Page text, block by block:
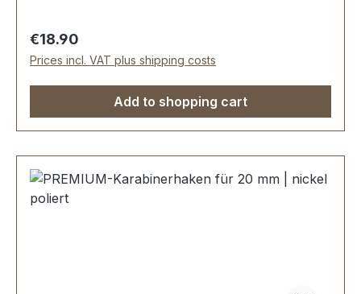
Handgalvanisiert.Sehr stabil, bestens geeignet
für Taschen, Reisetaschen,
Weekender.Durchlassweite: 20 mm, Gesamthöhe
von oben nach unten: 45 mm.Lieferumfang:1
Stück Karabinerhaken
Regular price:
€18.90
Prices incl. VAT plus shipping costs
Add to shopping cart